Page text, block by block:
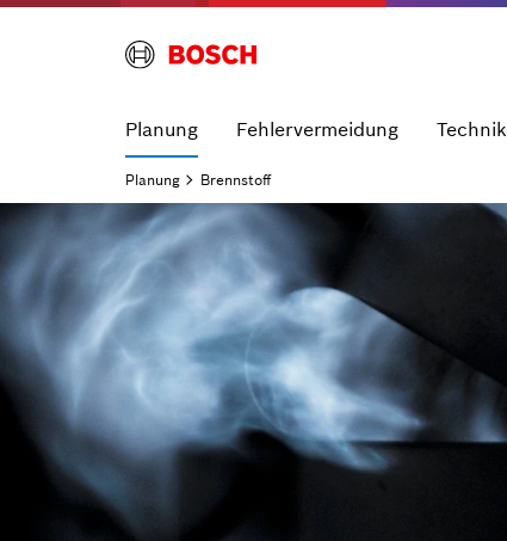
Planung Fehlervermeidung Technik
Planung Brennstoff